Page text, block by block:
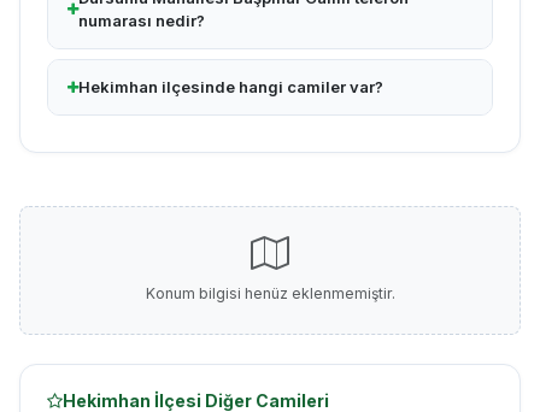
numarası nedir?
Hekimhan ilçesinde hangi camiler var?
Konum bilgisi henüz eklenmemiştir.
Hekimhan İlçesi Diğer Camileri